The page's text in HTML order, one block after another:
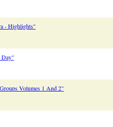
- Highlights"
Volumes 1 And 2"